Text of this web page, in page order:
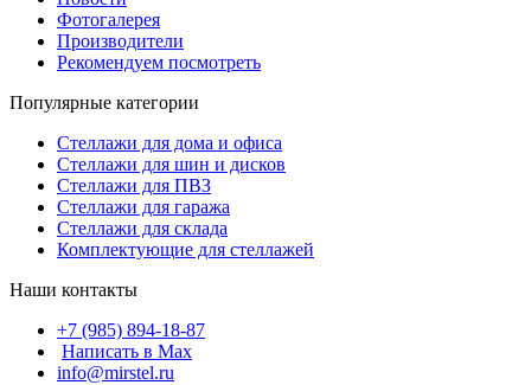
Фотогалерея
Производители
Рекомендуем посмотреть
Популярные категории
Стеллажи для дома и офиса
Стеллажи для шин и дисков
Стеллажи для ПВЗ
Стеллажи для гаража
Стеллажи для склада
Комплектующие для стеллажей
Наши контакты
+7 (985) 894-18-87
Написать в Max
info@mirstel.ru